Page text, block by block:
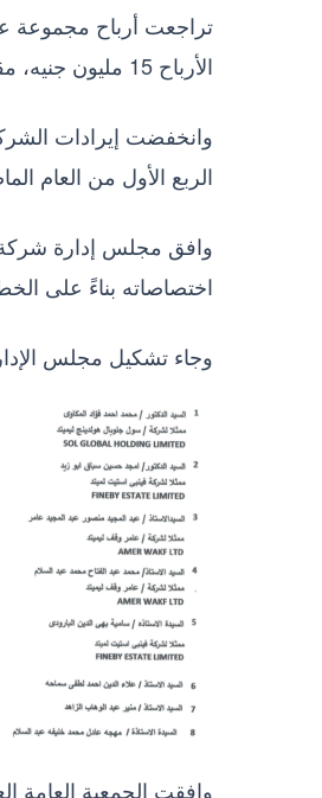
الأرباح 15 مليون جنيه، مقارنة بـ41.4 مليون جنيه في الفترة المماثلة من العام الماضي.
الربع الأول من العام
وافق مجلس إدارة
اختصاصاته بناءً على
وجاء تشكيل مجلس